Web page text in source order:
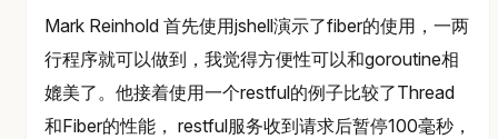
Mark Reinhold 首先使用jshell演示了fiber的使用，一两
行程序就可以做到，我觉得方便性可以和goroutine相
媲美了。他接着使用一个restful的例子比较了Thread
和Fiber的性能， restful服务收到请求后暂停100毫秒，